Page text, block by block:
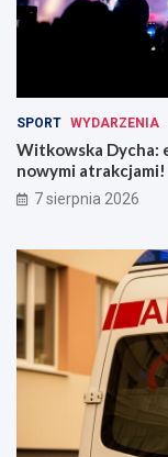
SPORT WYDARZENIA
Witkowska Dycha:
nowymi atrakcjami!
7 sierpnia 2026